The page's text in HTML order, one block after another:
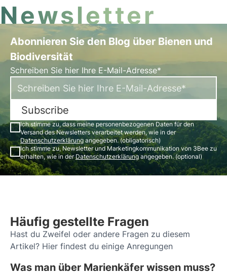
Newsletter
Abonnieren Sie den Blog über Bienen und
Biodiversität
Schreiben Sie hier Ihre E-Mail-Adresse*
Subscribe
Ich stimme zu, dass meine personenbezogenen Daten für den
Versand des Newsletters verarbeitet werden, wie in der
Datenschutzerklärungangegeben. (obligatorisch)
Ich stimme zu, Newsletter und Marketingkommunikation von 3Bee zu
erhalten, wie in derDatenschutzerklärungangegeben. (optional)
Häufig gestellte Fragen
Hast du Zweifel oder andere Fragen zu diesem
Artikel? Hier findest du einige Anregungen
Was man über Marienkäfer wissen muss?